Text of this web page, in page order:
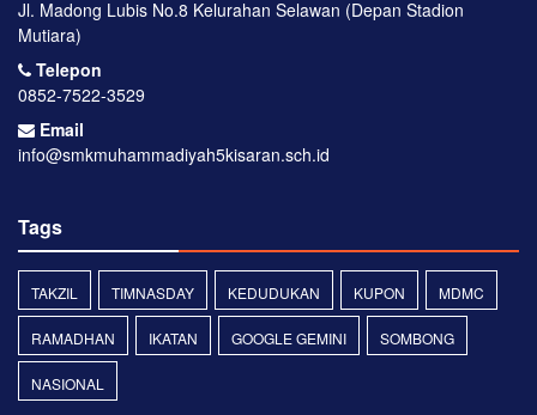
Jl. Madong Lubis No.8 Kelurahan Selawan (Depan Stadion
Mutiara)
Telepon
0852-7522-3529
Email
info@smkmuhammadiyah5kisaran.sch.id
Tags
TAKZIL TIMNASDAY KEDUDUKAN KUPON MDMC
RAMADHAN IKATAN GOOGLE GEMINI SOMBONG
NASIONAL